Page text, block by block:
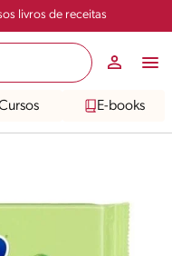
livros de receitas
E-books